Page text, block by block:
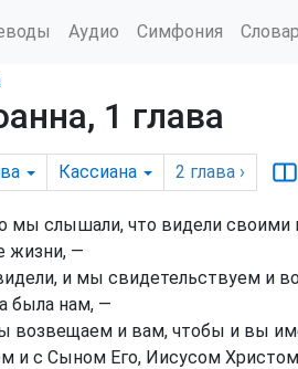
Аудио Симфония
1 глава
Кассиана 2 глава ›
мы слышали, что видели своими
жизни, —
и мы свидетельствуем и
была нам, —
возвещаем и вам, чтобы и вы
и с Сыном Его, Иисусом